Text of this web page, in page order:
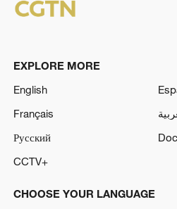
EXPLORE MORE
English
Français
Русский
CCTV+
CHOOSE YOUR LANGUAGE